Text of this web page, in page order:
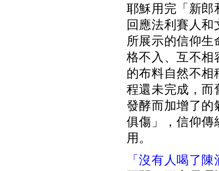
耶穌用完「新郎
回應法利賽人
所展示的信仰
格不入、互不相
的布料自然不相
程還未完成，而
發酵而加增了的
俱傷」，信仰傳
用。
「沒有人喝了